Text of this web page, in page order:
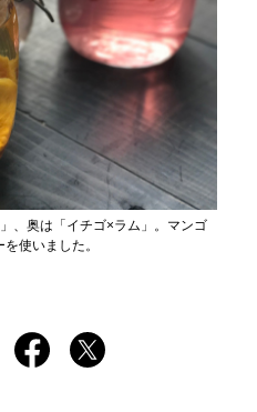
、奥は「イチゴ×ラム」。マンゴ
使いました。